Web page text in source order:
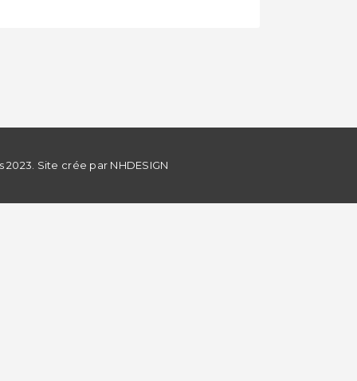
2023. Site crée par NHDESIGN